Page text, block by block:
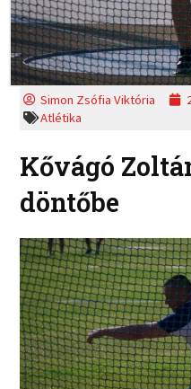
Simon Zsófia Viktória
Atlétika
Kővágó
döntőbe